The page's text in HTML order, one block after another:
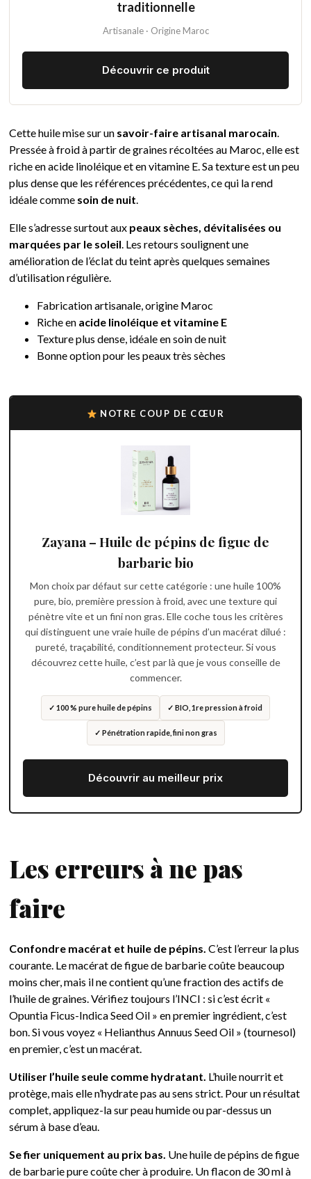
traditionnelle
Artisanale · Origine Maroc
Découvrir ce produit
Cette huile mise sur un savoir-faire artisanal marocain.
Pressée à froid à partir de graines récoltées au Maroc, elle est
riche en acide linoléique et en vitamine E. Sa texture est un peu
plus dense que les références précédentes, ce qui la rend
idéale comme soin de nuit.
Elle s’adresse surtout aux peaux sèches, dévitalisées ou
marquées par le soleil. Les retours soulignent une
amélioration de l’éclat du teint après quelques semaines
d’utilisation régulière.
Fabrication artisanale, origine Maroc
Riche en acide linoléique et vitamine E
Texture plus dense, idéale en soin de nuit
Bonne option pour les peaux très sèches
NOTRE COUP DE CŒUR
Zayana – Huile de pépins de figue de
barbarie bio
Mon choix par défaut sur cette catégorie : une huile 100%
pure, bio, première pression à froid, avec une texture qui
pénètre vite et un fini non gras. Elle coche tous les critères
qui distinguent une vraie huile de pépins d’un macérat dilué :
pureté, traçabilité, conditionnement protecteur. Si vous
découvrez cette huile, c’est par là que je vous conseille de
commencer.
✓ 100 % pure huile de pépins ✓ BIO, 1re pression à froid
✓ Pénétration rapide, fini non gras
Découvrir au meilleur prix
Les erreurs à ne pas
faire
Confondre macérat et huile de pépins. C’est l’erreur la plus
courante. Le macérat de figue de barbarie coûte beaucoup
moins cher, mais il ne contient qu’une fraction des actifs de
l’huile de graines. Vérifiez toujours l’INCI : si c’est écrit «
Opuntia Ficus-Indica Seed Oil » en premier ingrédient, c’est
bon. Si vous voyez « Helianthus Annuus Seed Oil » (tournesol)
en premier, c’est un macérat.
Utiliser l’huile seule comme hydratant. L’huile nourrit et
protège, mais elle n’hydrate pas au sens strict. Pour un résultat
complet, appliquez-la sur peau humide ou par-dessus un
sérum à base d’eau.
Se fier uniquement au prix bas. Une huile de pépins de figue
de barbarie pure coûte cher à produire. Un flacon de 30 ml à